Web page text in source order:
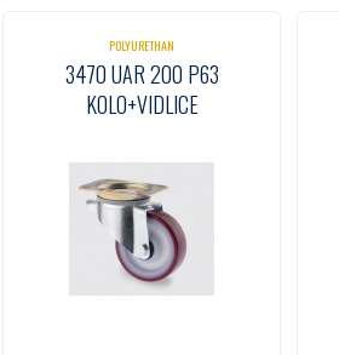
POLYURETHAN
3470 UAR 200 P63
KOLO+VIDLICE